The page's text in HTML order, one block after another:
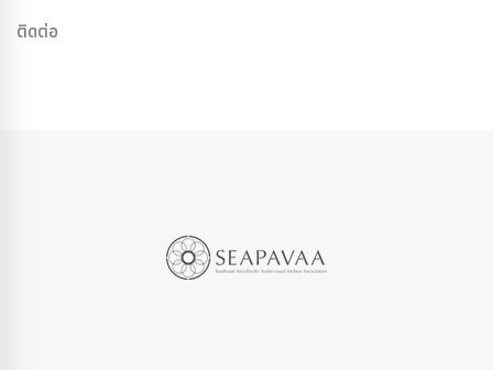
ติดต่อ